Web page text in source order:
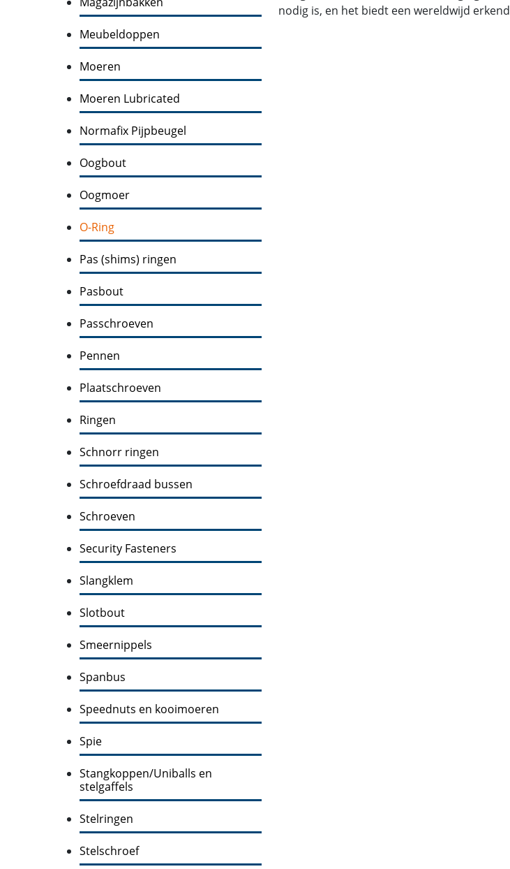
Meubeldoppen
Moeren
Moeren Lubricated
Normafix Pijpbeugel
Oogbout
Oogmoer
O-Ring
Pas (shims) ringen
Pasbout
Passchroeven
Pennen
Plaatschroeven
Ringen
Schnorr ringen
Schroefdraad bussen
Schroeven
Security Fasteners
Slangklem
Slotbout
Smeernippels
Spanbus
Speednuts en kooimoeren
Spie
Stangkoppen/Uniballs en
stelgaffels
Stelringen
Stelschroef
nodig is, en het biedt een wereldwijd